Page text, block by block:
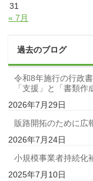
31
« 7月
過去のブログ
令和8年施行の行政
「支援」と「書類作
2026年7月29日
販路開拓のために広
2026年7月24日
小規模事業者持続化
2025年7月10日